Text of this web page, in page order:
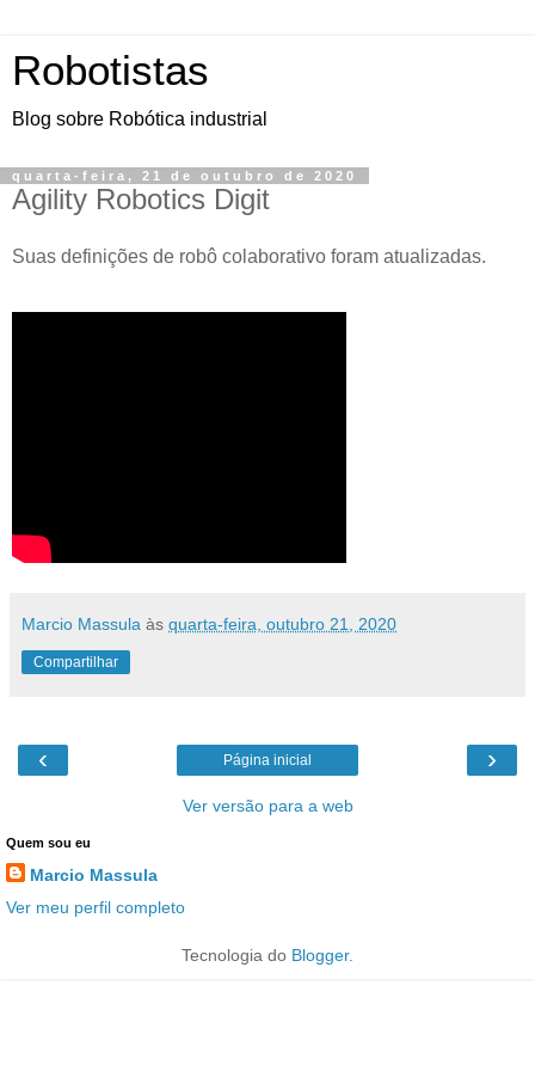
Robotistas
Blog sobre Robótica industrial
quarta-feira, 21 de outubro de 2020
Agility Robotics Digit
Suas definições de robô colaborativo foram atualizadas.
Marcio Massula às quarta-feira, outubro 21, 2020
Compartilhar
‹ ›
Página inicial
Ver versão para a web
Quem sou eu
Marcio Massula
Ver meu perfil completo
Tecnologia do Blogger.